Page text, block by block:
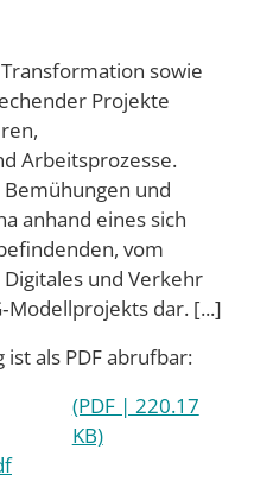
sowie
Projekte
Arbeitsprozesse.
und
anhand eines sich
vom
und Verkehr
dar. [...]
als PDF abrufbar:
(PDF | 220.17
KB)